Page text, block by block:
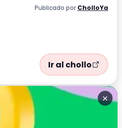
Publicado por CholloYa
Ir al chollo
×